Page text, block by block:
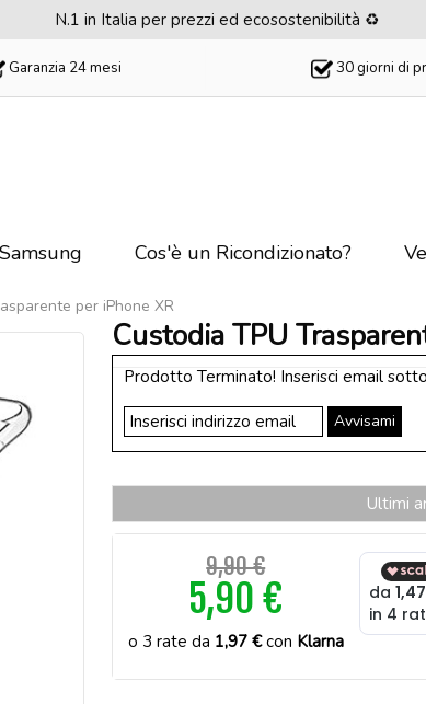
N.1 in Italia per prezzi ed ecosostenibilità ♻️
Garanzia 24 mesi 30 giorni di
Samsung Cos'è un Ricondizionato?
per iPhone XR
Custodia TPU
Prodotto Terminato! Inserisci email
Avvisami
Ultimi
9,90 €
5,90 €
o 3 rate da 1,97 €con Klarna